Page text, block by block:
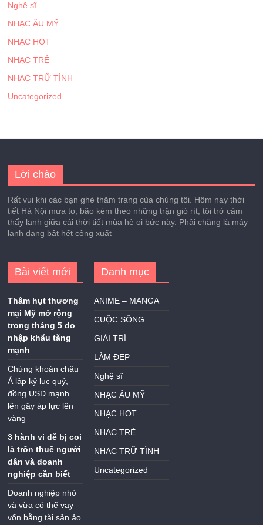
Nghệ sĩ
NHẠC ÂU MỸ
NHẠC HOT
NHẠC TRẺ
NHẠC TRỮ TÌNH
Uncategorized
Lời chào
Rất vui khi các bạn ghé thăm trang của chúng tôi. Hôm nay thời
tiết Hà Nội mưa to, bão kèm theo những trận gió rít, tôi trở cảm
thấy lạnh giữa cái thời tiết mùa hè oi bức này. Phải chăng là máy
lạnh đang bật hết công xuất
Bài viết mới
Thâm hụt thương
mại Mỹ mở rộng
trong tháng 5 do
nhập khẩu tăng
mạnh
Chứng khoán châu
Á lập kỷ lục quý,
đồng USD mạnh
lên gây áp lực lên
vàng
3 hành vi dễ bị coi
là trốn thuế người
dân và doanh
nghiệp cần biết
Doanh nghiệp nhỏ
và vừa có thể vay
vốn bằng tài sản ảo
Danh mục
ANIME – MANGA
CUỘC SỐNG
GIẢI TRÍ
LÀM ĐẸP
Nghệ sĩ
NHẠC ÂU MỸ
NHẠC HOT
NHẠC TRẺ
NHẠC TRỮ TÌNH
Uncategorized